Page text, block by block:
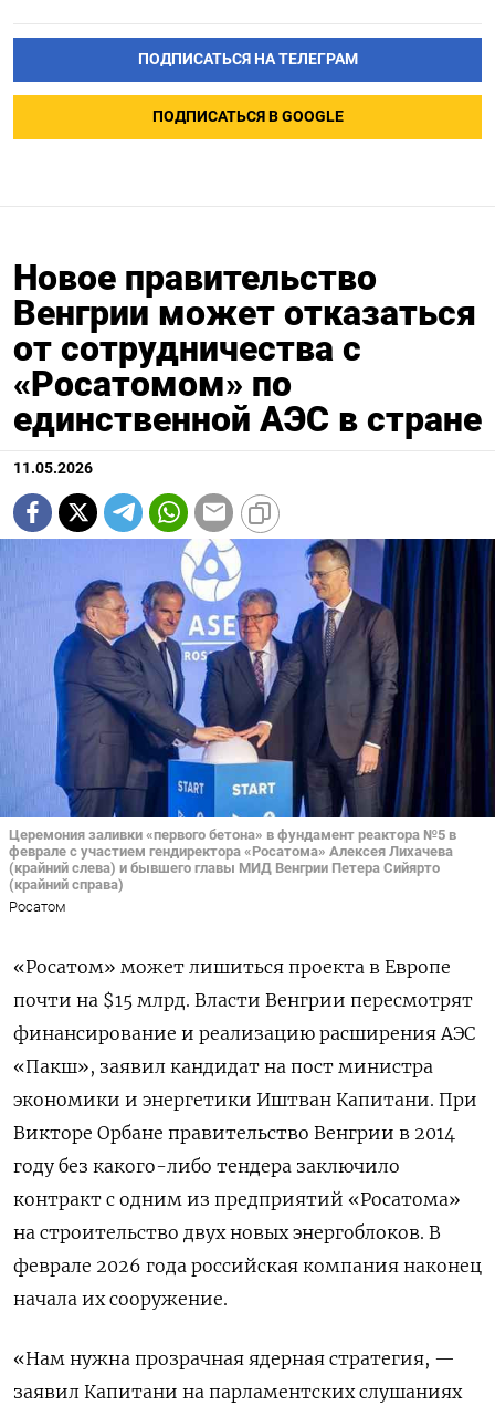
ПОДПИСАТЬСЯ НА ТЕЛЕГРАМ
ПОДПИСАТЬСЯ В GOOGLE
Новое правительство
Венгрии может отказаться
от сотрудничества с
«Росатомом» по
единственной АЭС в стране
11.05.2026
Церемония заливки «первого бетона» в фундамент реактора №5 в
феврале с участием гендиректора «Росатома» Алексея Лихачева
(крайний слева) и бывшего главы МИД Венгрии Петера Сийярто
(крайний справа)
Росатом
«Росатом» может лишиться проекта в Европе
почти на $15 млрд. Власти Венгрии пересмотрят
финансирование и реализацию расширения АЭС
«Пакш», заявил кандидат на пост министра
экономики и энергетики Иштван Капитани. При
Викторе Орбане правительство Венгрии в 2014
году без какого-либо тендера заключило
контракт с одним из предприятий «Росатома»
на строительство двух новых энергоблоков. В
феврале 2026 года российская компания наконец
начала их сооружение.
«Нам нужна прозрачная ядерная стратегия, —
заявил Капитани на парламентских слушаниях